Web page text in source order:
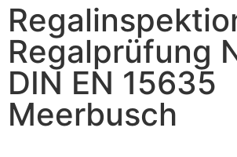
Regalprüfung
DIN EN 15635
Meerbusch